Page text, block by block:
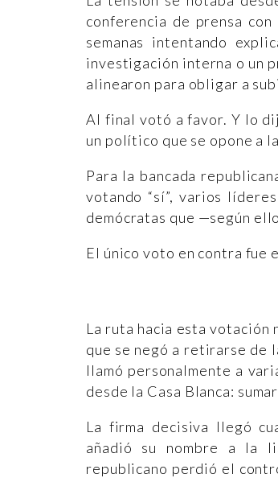
conferencia de prensa
semanas intentando
investigación interna o un
alinearon para obligar a
Al final votó a favor. Y lo
un político que se opone a
Para la bancada
votando “sí”, varios
demócratas que —según
El único voto en contra fue
La ruta hacia esta
que se negó a retirarse de
llamó personalmente a
desde la Casa Blanca:
La firma decisiva llegó
añadió su nombre a la
republicano perdió el